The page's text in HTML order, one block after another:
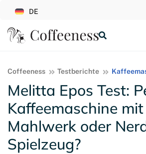
DE
Coffeeness Testberichte
Melitta Epos Test:
Kaffeemaschine mit
Mahlwerk oder
Spielzeug?